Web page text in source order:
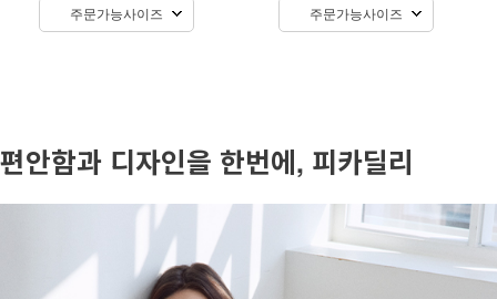
주문가능사이즈 주문가능사이즈
편안함과 디자인을 한번에, 피카딜리